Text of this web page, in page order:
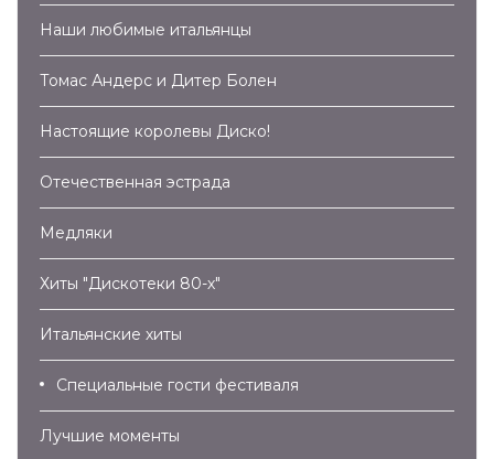
Trans-Х – Living On Video (2007)
Kim Wilde – Cambodia (2007)
04:11
Kim Wilde – You Keep Me Hanging On (2007)
Наши любимые итальянцы
Томас Андерс и Дитер Болен
Настоящие королевы Диско!
Отечественная эстрада
Медляки
Хиты "Дискотеки 80-х"
Итальянские хиты
Специальные гости фестиваля
Лучшие моменты